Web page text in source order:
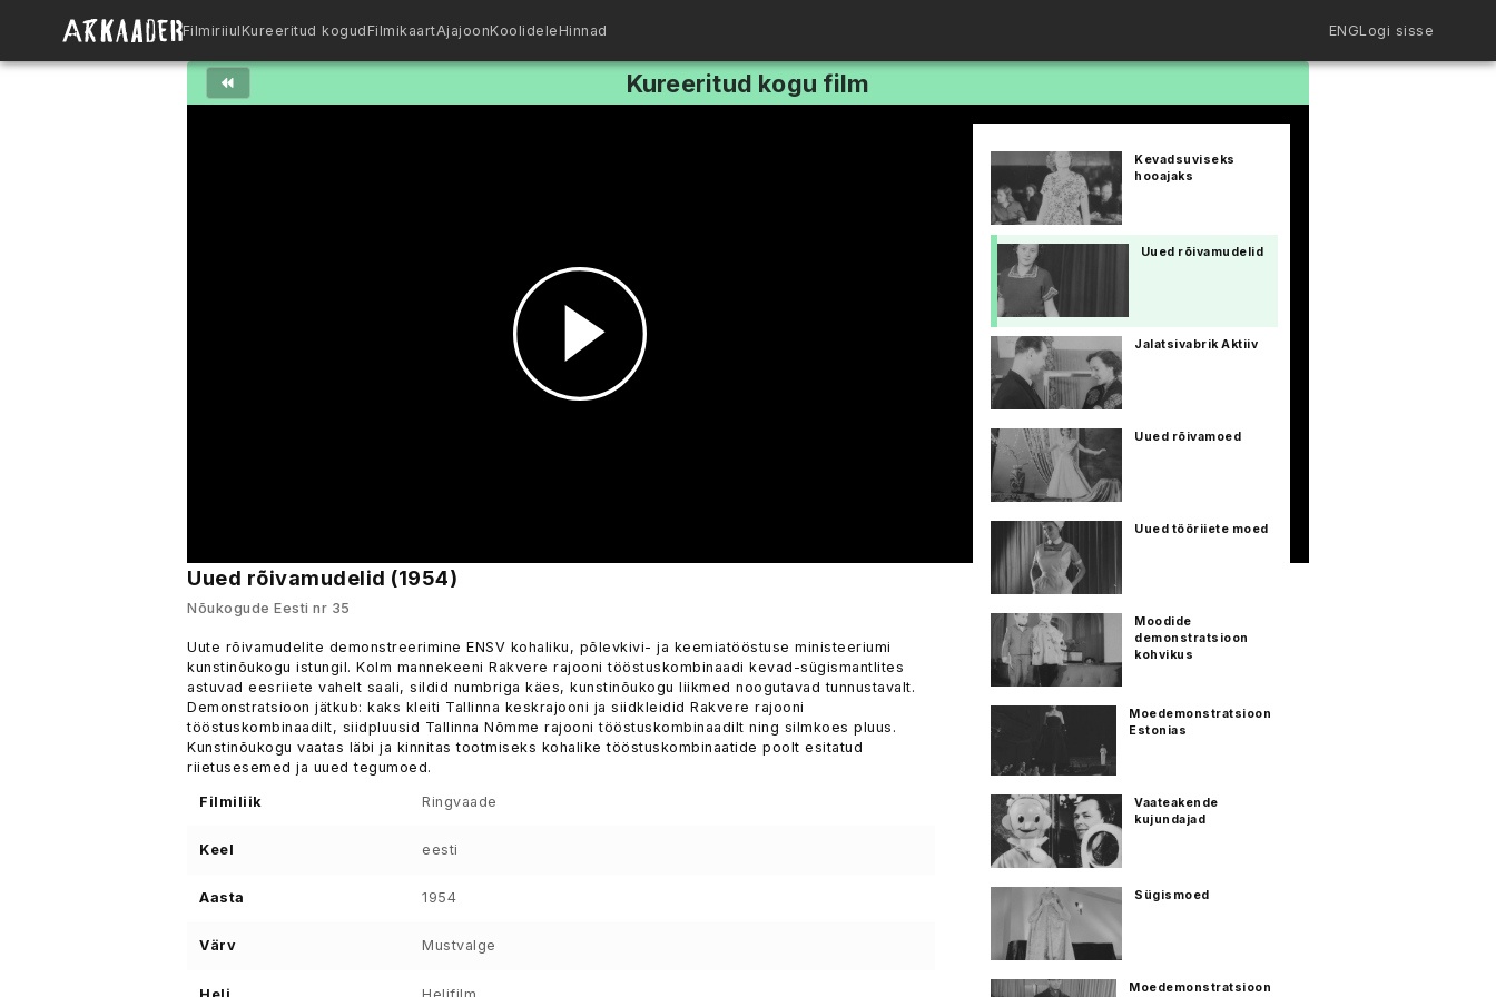
Filmiriiul Kureeritud kogud FilmikaartAjajoonKoolidele Hinnad ENGLogi sisse
Kureeritud kogu film
Esita
video
Uued rõivamudelid (1954)
Nõukogude Eesti nr 35
Uute rõivamudelite demonstreerimine ENSV kohaliku, põlevkivi- ja keemiatööstuse ministeeriumi
kunstinõukogu istungil. Kolm mannekeeni Rakvere rajooni tööstuskombinaadi kevad-sügismantlites
astuvad eesriiete vahelt saali, sildid numbriga käes, kunstinõukogu liikmed noogutavad tunnustavalt.
Demonstratsioon jätkub: kaks kleiti Tallinna keskrajooni ja siidkleidid Rakvere rajooni
tööstuskombinaadilt, siidpluusid Tallinna Nõmme rajooni tööstuskombinaadilt ning silmkoes pluus.
Kunstinõukogu vaatas läbi ja kinnitas tootmiseks kohalike tööstuskombinaatide poolt esitatud
riietusesemed ja uued tegumoed.
Filmiliik Ringvaade
Keel eesti
Aasta 1954
Värv Mustvalge
Kevadsuviseks
hooajaks
Uued rõivamudelid
Jalatsivabrik Aktiiv
Uued rõivamoed
Uued tööriiete moed
Moodide
demonstratsioon
kohvikus
Moedemonstratsioon
Estonias
Vaateakende
kujundajad
Sügismoed
Moedemonstratsioon